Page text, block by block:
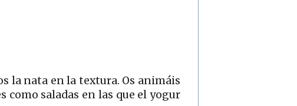
la nata en la textura. Os animáis
como saladas en las que el yogur